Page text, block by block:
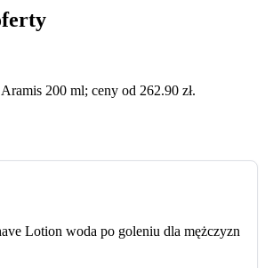
200 ml; ceny od 262.90 zł.
Lotion woda po goleniu dla mężczyzn